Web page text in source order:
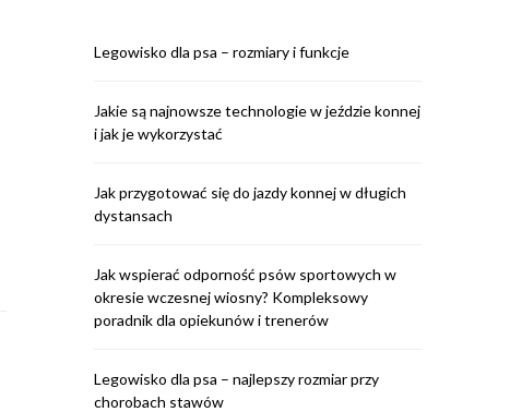
Legowisko dla psa – rozmiary i funkcje
Jakie są najnowsze technologie w jeździe konnej
i jak je wykorzystać
Jak przygotować się do jazdy konnej w długich
dystansach
Jak wspierać odporność psów sportowych w
okresie wczesnej wiosny? Kompleksowy
poradnik dla opiekunów i trenerów
Legowisko dla psa – najlepszy rozmiar przy
chorobach stawów